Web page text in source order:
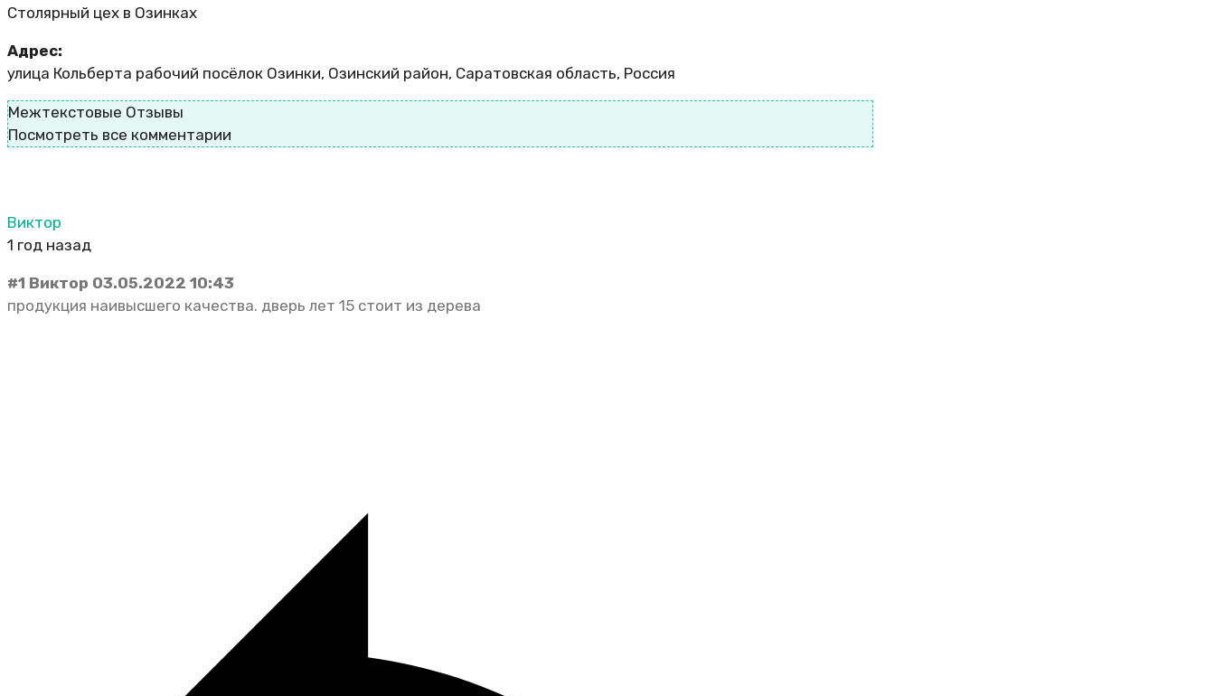
Столярный цех в Озинках
Адрес:
улица Кольберта рабочий посёлок Озинки, Озинский район, Саратовская область, Россия
Межтекстовые Отзывы
Посмотреть все комментарии
Виктор
1 год назад
#1 Виктор 03.05.2022 10:43
продукция наивысшего качества. дверь лет 15 стоит из дерева